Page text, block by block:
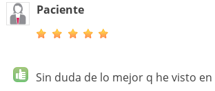
Paciente
Sin duda de lo mejor q he visto en